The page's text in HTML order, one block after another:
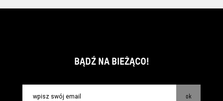
BĄDŹ NA BIEŻĄCO!
ok